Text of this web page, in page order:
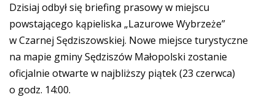
Dzisiaj odbył się briefing prasowy w miejscu
powstającego kąpieliska „Lazurowe Wybrzeże”
w Czarnej Sędziszowskiej. Nowe miejsce turystyczne
na mapie gminy Sędziszów Małopolski zostanie
oficjalnie otwarte w najbliższy piątek (23 czerwca)
o godz. 14:00.